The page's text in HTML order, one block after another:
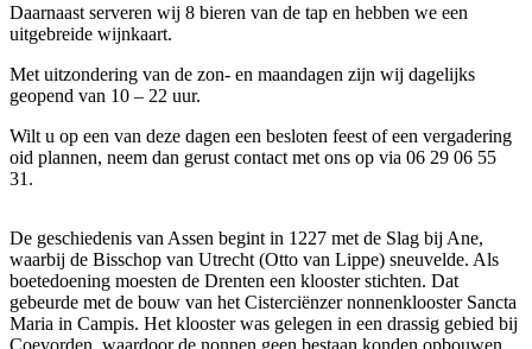
Daarnaast serveren wij 8 bieren van de tap en hebben we een
uitgebreide wijnkaart.
Met uitzondering van de zon- en maandagen zijn wij dagelijks
geopend van 10 – 22 uur.
Wilt u op een van deze dagen een besloten feest of een vergadering
oid plannen, neem dan gerust contact met ons op via 06 29 06 55
31.
De geschiedenis van Assen begint in 1227 met de Slag bij Ane,
waarbij de Bisschop van Utrecht (Otto van Lippe) sneuvelde. Als
boetedoening moesten de Drenten een klooster stichten. Dat
gebeurde met de bouw van het Cisterciënzer nonnenklooster Sancta
Maria in Campis. Het klooster was gelegen in een drassig gebied bij
Coevorden, waardoor de nonnen geen bestaan konden opbouwen.